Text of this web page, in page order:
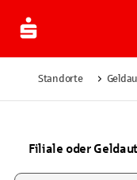
Standorte
Filiale oder